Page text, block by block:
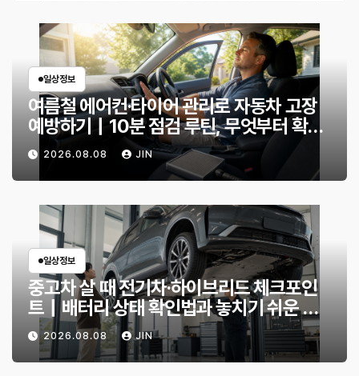
일상정보
여름철 에어컨·타이어 관리로 자동차 고장
예방하기｜10분 점검 루틴, 무엇부터 확인
할까?
2026.08.08 JIN
일상정보
중고차 살 때 전기차·하이브리드 체크포인
트｜배터리 상태 확인법과 놓치기 쉬운 위
험 신호
2026.08.08 JIN